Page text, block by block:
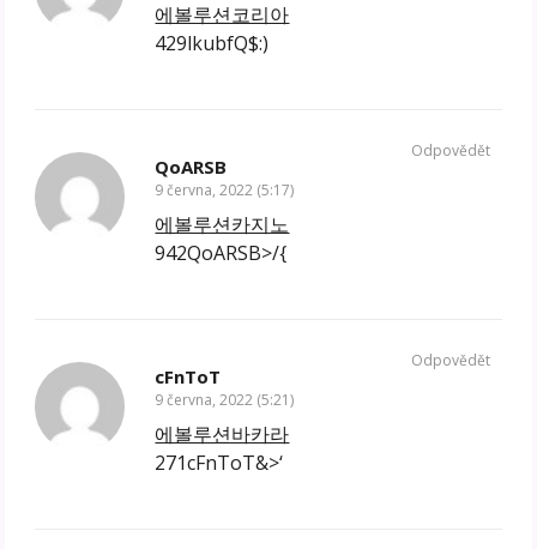
에볼루션코리아
429lkubfQ$:)
QoARSB
9 června, 2022 (5:17)
에볼루션카지노
942QoARSB>/{
Odpovědět
cFnToT
9 června, 2022 (5:21)
에볼루션바카라
271cFnToT&>‘
Odpovědět